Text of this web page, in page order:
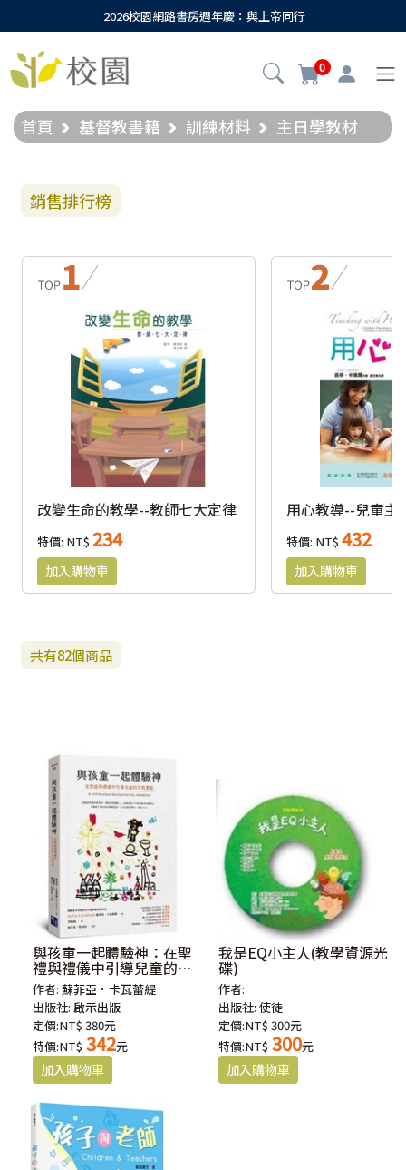
2026校園網路書房週年慶：與上帝同行
0
首頁 基督教書籍 訓練材料 主日學教材
銷售排行榜
改變生命的教學--教師七大定律
特價: NT$234 特價: NT$432
共有82個商品
與孩童一起體驗神：在聖
禮與禮儀中引導兒童的宗
教潛能
作者:蘇菲亞．卡瓦蕾緹
出版社:啟示出版
定價:NT$ 380元
特價:NT$ 342元
我是EQ小主人(教學資源光
碟)
作者:
出版社:使徒
定價:NT$ 300元
特價:NT$ 300元